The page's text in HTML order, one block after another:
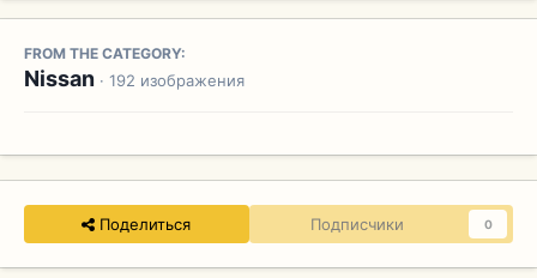
FROM THE CATEGORY:
Nissan · 192 изображения
Поделиться Подписчики 0